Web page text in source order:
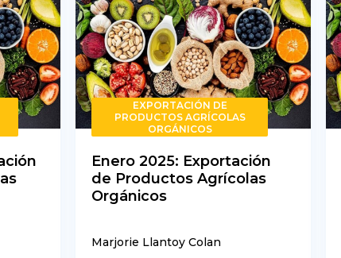
EXPORTACIÓN DE
PRODUCTOS AGRÍCOLAS
ORGÁNICOS
Enero 2025: Exportación
de Productos Agrícolas
Orgánicos
Marjorie Llantoy Colan